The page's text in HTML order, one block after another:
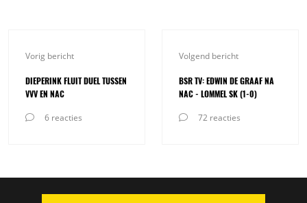
Vorig bericht
DIEPERINK FLUIT DUEL TUSSEN
VVV EN NAC
6 reacties
Volgend bericht
BSR TV: EDWIN DE GRAAF NA
NAC - LOMMEL SK (1-0)
72 reacties